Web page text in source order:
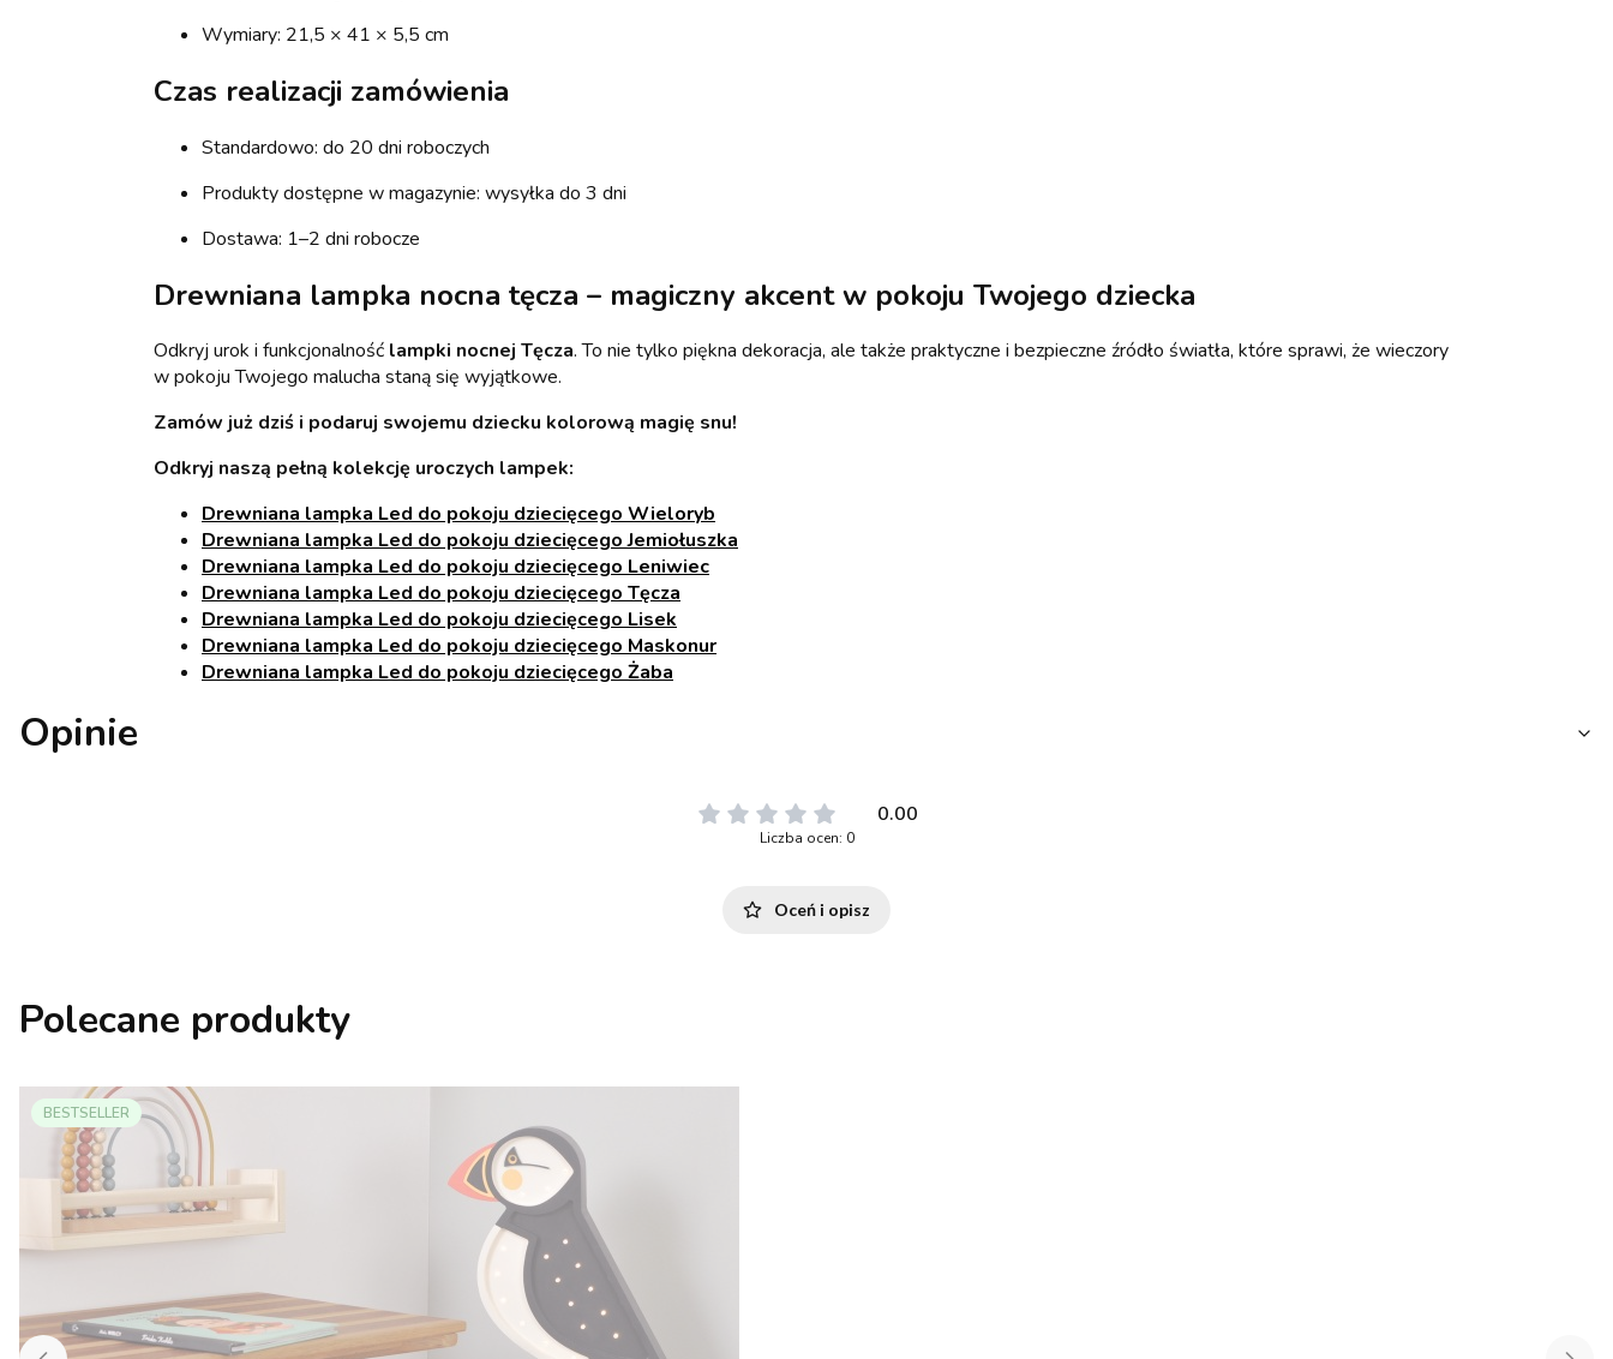
Wymiary: 21,5 × 41 × 5,5 cm
Czas realizacji zamówienia
Standardowo: do 20 dni roboczych
Produkty dostępne w magazynie: wysyłka do 3 dni
Dostawa: 1–2 dni robocze
Drewniana lampka nocna tęcza – magiczny akcent w pokoju Twojego dziecka
Odkryj urok i funkcjonalność lampki nocnej Tęcza. To nie tylko piękna dekoracja, ale także praktyczne i bezpieczne źródło światła, które sprawi, że wieczory
w pokoju Twojego malucha staną się wyjątkowe.
Zamów już dziś i podaruj swojemu dziecku kolorową magię snu!
Odkryj naszą pełną kolekcję uroczych lampek:
Drewniana lampka Led do pokoju dziecięcego Wieloryb
Drewniana lampka Led do pokoju dziecięcego Jemiołuszka
Drewniana lampka Led do pokoju dziecięcego Leniwiec
Drewniana lampka Led do pokoju dziecięcego Tęcza
Drewniana lampka Led do pokoju dziecięcego Lisek
Drewniana lampka Led do pokoju dziecięcego Maskonur
Drewniana lampka Led do pokoju dziecięcego Żaba
Opinie
0.00
Liczba ocen: 0
Oceń i opisz
Polecane produkty
BESTSELLER